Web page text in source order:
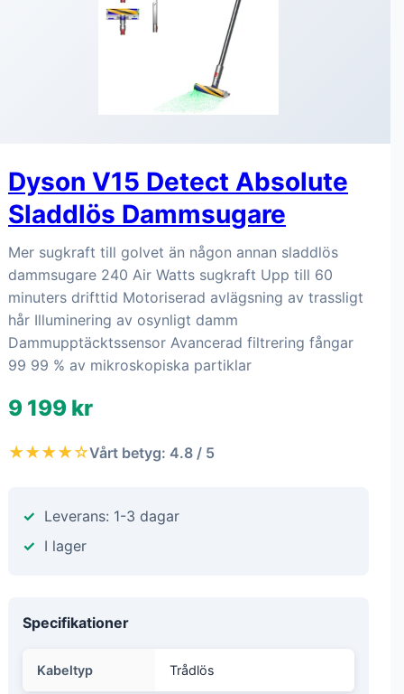
Dyson V15 Detect Absolute
Sladdlös Dammsugare
Mer sugkraft till golvet än någon annan sladdlös
dammsugare 240 Air Watts sugkraft Upp till 60
minuters drifttid Motoriserad avlägsning av trassligt
hår Illuminering av osynligt damm
Dammupptäcktssensor Avancerad filtrering fångar
99 99 % av mikroskopiska partiklar
9 199 kr
★★★★☆Vårt betyg: 4.8 / 5
Leverans: 1-3 dagar
I lager
Specifikationer
Kabeltyp Trådlös